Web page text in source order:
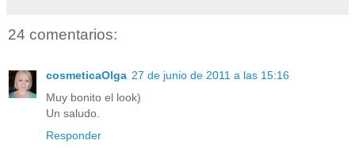
24 comentarios:
cosmeticaOlga 27 de junio de 2011 a las 15:16
Muy bonito el look)
Un saludo.
Responder